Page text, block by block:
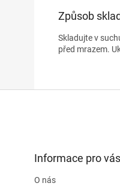
Způsob
Skladujte v
před mrazem.
Informace pro vás
O nás